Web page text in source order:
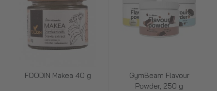
FOODIN Makea 40 g
GymBeam Flavour
Powder, 250 g